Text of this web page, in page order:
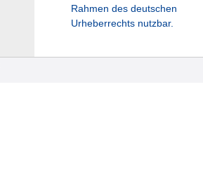
Rahmen des deutschen
Urheberrechts nutzbar.